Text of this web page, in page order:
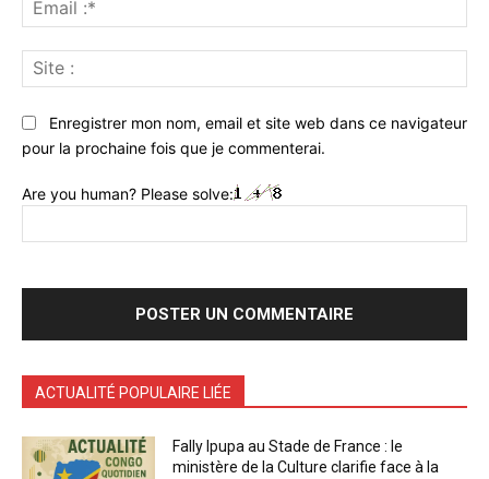
:*
:
Enregistrer mon nom, email et site web dans ce navigateur
pour la prochaine fois que je commenterai.
Are you human? Please solve:
ACTUALITÉ POPULAIRE LIÉE
Fally Ipupa au Stade de France : le
ministère de la Culture clarifie face à la